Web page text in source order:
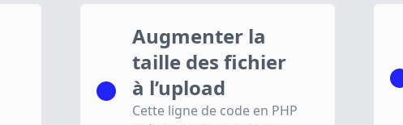
Augmenter la
taille des fichier
à l’upload
Cette ligne de code en PHP